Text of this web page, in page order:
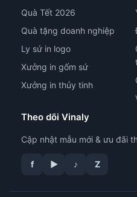
Quà Tết 2026
Quà tặng doanh nghiệp
Ly sứ in logo
Xưởng in gốm sứ
Xưởng in thủy tinh
Theo dõi Vinaly
Cập nhật mẫu mới & ưu đãi
f ▶ ♪ Z